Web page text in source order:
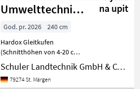
Umwelttechnik
Umwelttechnik
Seco Duplex 240
F PICO
na upit
God. pr. 2026
240 cm
Hardox Gleitkufen
(Schnitthöhen von 4-20 cm
ein Satz frei wählbar) ■
Vollgeschützte
innenliegende
Schuler Landtechnik GmbH & CO KG
79274 St. Märgen